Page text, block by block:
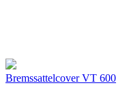
Bremssattelcover VT 600